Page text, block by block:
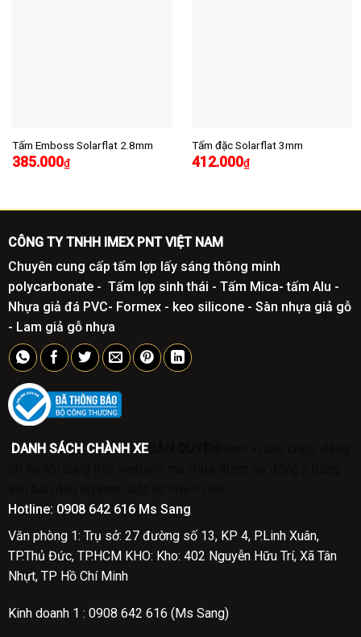
Tấm Emboss Solarflat 2.8mm
385.000₫
Tấm đặc Solarflat 3mm
412.000₫
CÔNG TY TNHH IMEX PNT VIỆT NAM
Chuyên cung cấp tấm lợp lấy sáng thông minh
polycarbonate - Tấm lợp sinh thái - Tấm Mica- tấm Alu -
Nhựa giả đá PVC- Formex - keo silicone - Sàn nhựa giả gỗ
- Lam giả gỗ nhựa
DANH SÁCH CHÀNH XEBẢN QUYỀN
Hotline: 0908 642 616 Ms Sang
Văn phòng 1: Trụ sở: 27 đường số 13, KP 4, P.Linh Xuân,
TP.Thủ Đức, TP.HCM KHO: Kho: 402 Nguyễn Hữu Trí, Xã Tân
Nhựt, TP Hồ Chí Minh
Kinh doanh 1 : 0908 642 616 (Ms Sang)